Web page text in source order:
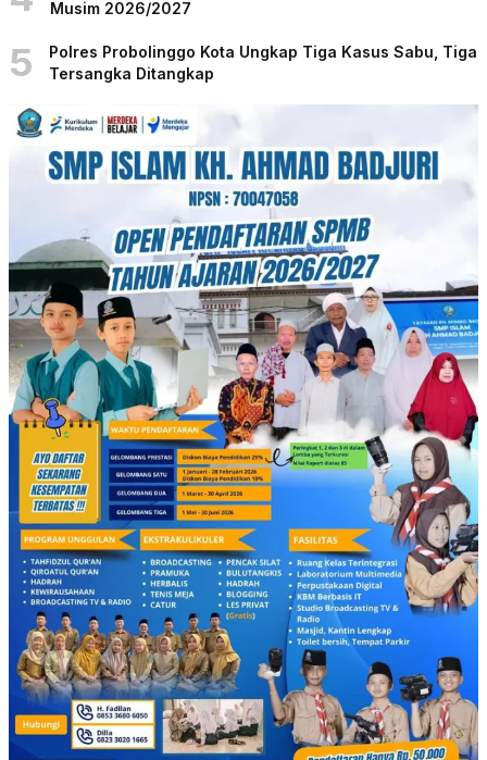
Musim 2026/2027
5
Polres Probolinggo Kota Ungkap Tiga Kasus Sabu, Tiga
Tersangka Ditangkap